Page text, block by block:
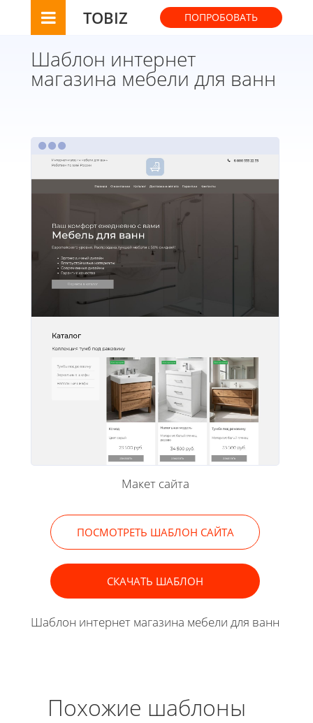
TOBIZ ПОПРОБОВАТЬ
Шаблон интернет
магазина мебели для ванн
Макет сайта
ПОСМОТРЕТЬ ШАБЛОН САЙТА
СКАЧАТЬ ШАБЛОН
Шаблон интернет магазина мебели для ванн
Похожие шаблоны